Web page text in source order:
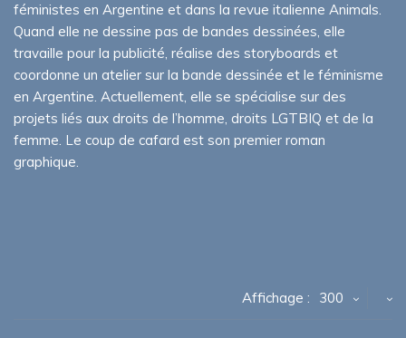
féministes en Argentine et dans la revue italienne Animals.
Quand elle ne dessine pas de bandes dessinées, elle
travaille pour la publicité, réalise des storyboards et
coordonne un atelier sur la bande dessinée et le féminisme
en Argentine. Actuellement, elle se spécialise sur des
projets liés aux droits de l’homme, droits LGTBIQ et de la
femme. Le coup de cafard est son premier roman
graphique.
Affichage : 300